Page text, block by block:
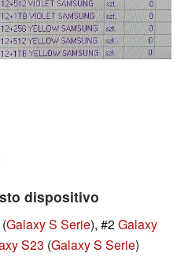
dispositivo
(Galaxy S Serie), #2Galaxy
S23 (Galaxy S Serie)